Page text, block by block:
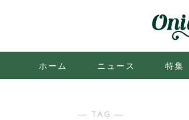
ホーム ニュース 特集
― TAG ―